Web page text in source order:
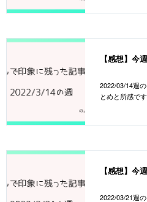
2022/03/14週
とめと所感です
2022/03/21週